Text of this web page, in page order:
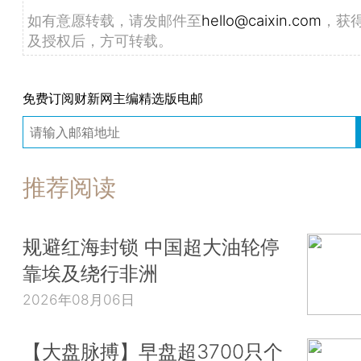
如有意愿转载，请发邮件至hello@caixin.com ，获
及授权后，方可转载。
免费订阅财新网主编精选版电邮
推荐阅读
规避红海封锁 中国超大油轮停
靠埃及绕行非洲
2026年08月06日
【大盘脉搏】早盘超3700只个